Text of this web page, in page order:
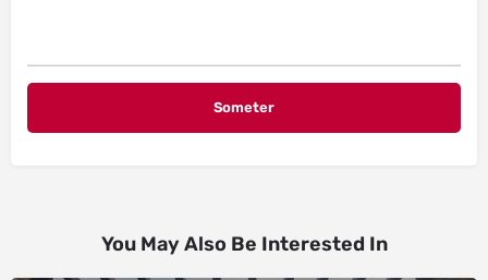
You May Also Be Interested In